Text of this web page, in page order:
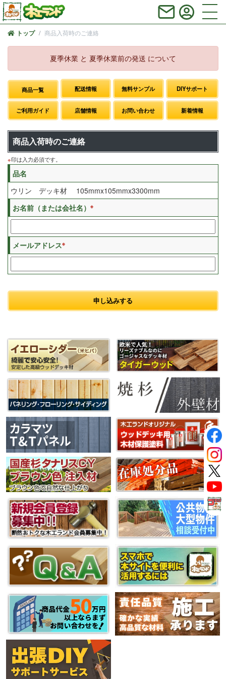
トップ 商品入荷時のご連絡
夏季休業 と 夏季休業前の発送 について
商品一覧 配送情報 無料サンプル DIYサポート
ご利用ガイド 店舗情報 お問い合わせ 新着情報
商品入荷時のご連絡
※印は入力必須です。
品名
ウリン デッキ材 105mmx105mmx3300mm
お名前（または会社名） ※
メールアドレス※